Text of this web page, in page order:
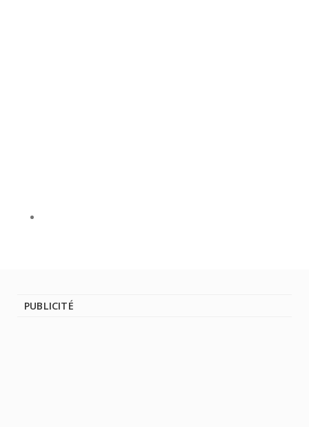
PUBLICITÉ